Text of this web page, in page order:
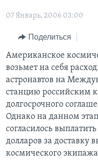
навигации
Перейти
поиск
НОВОСТИ ЗА МИНУТУ
ИТОГИ
ПОЧЕМУ ЭТО ВАЖНО?
ДИСКУССИЯ VOA
ДЕТАЛИ
НЬЮ-ЙОРК NEW YORK
АМЕРИКА. БОЛЬШОЕ
УЧИМ АНГЛИЙСКИЙ
НАША АМЕРИКАНСКАЯ
А КАК В АМЕРИКЕ?
АМЕРИКАНСКИЕ
ТЕСТЫ
ЭКСПЕРТИЗА
ИНТЕРВЬЮ
ФАКТЫ ПРОТИВ
ЗА СВОБОДУ ПРЕССЫ
УЧИМ АНГЛИЙСКИЙ
ВИДЕО
ПОДПИСКА НА
Learning English
07 Январь, 2006 03:00
Поделиться
Американское
возьмет на себя
астронавтов на
станцию российским
долгосрочного
Однако на данном
согласилось
долларов за доставку
космического